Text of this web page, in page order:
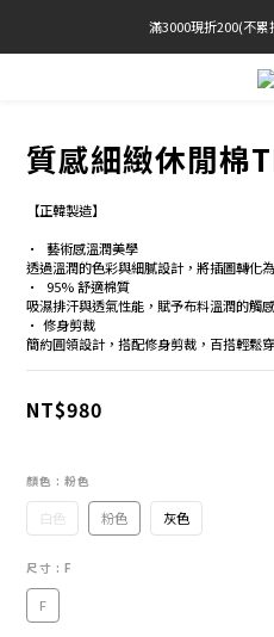
官網限定! 滿千免
滿3000現折200(不
Free Shipping On
質感細緻休閒棉
【正韓製造】
•  藝術感溫潤美學
透過溫潤的色彩與細膩設計，將插圖轉化
•  95% 舒適棉質
吸濕排汗與透氣性能，賦予布料溫潤的觸
• 修身剪裁
簡約圓領設計，搭配修身剪裁，百搭輕鬆
NT$980
顏色 : 粉色
白色 粉色 灰色
尺寸 : F
F